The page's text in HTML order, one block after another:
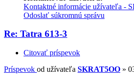
Kontaktné informácie užívateľa -
Odoslať súkromnú správu
Re: Tatra 613-3
Citovať príspevok
Príspevok od užívateľa SKRAT5OO »